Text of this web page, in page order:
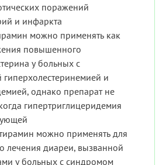
поражений
и инфаркта
можно применять как
повышенного
у больных с
и
однако препарат не
гипертриглицеридемия
можно применять для
лечения диареи, вызванной
у больных с синдромом